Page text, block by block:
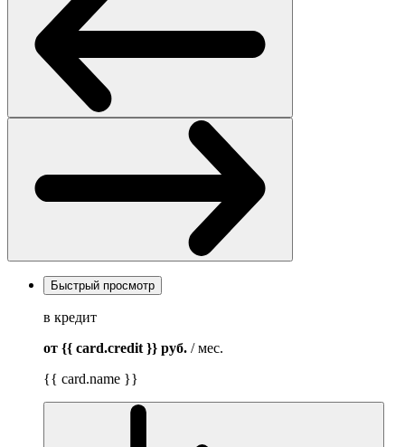
Быстрый просмотр
в кредит
от {{ card.credit }} руб. / мес.
{{ card.name }}